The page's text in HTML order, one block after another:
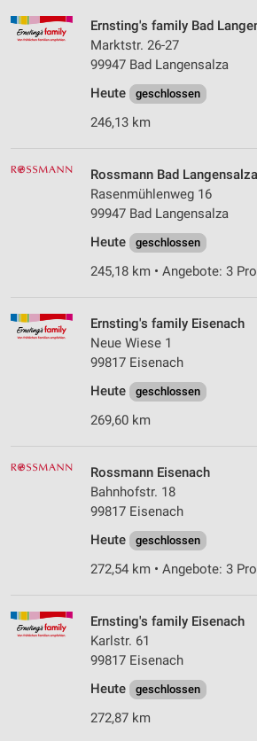
Ernsting's family Bad
Marktstr. 26-27
99947 Bad Langensalza
Heute
geschlossen
246,13 km
Rossmann Bad Langensalza
Rasenmühlenweg 16
99947 Bad Langensalza
Heute
geschlossen
245,18 km • Angebote: 3
Ernsting's family Eisenach
Neue Wiese 1
99817 Eisenach
Heute
geschlossen
269,60 km
Rossmann Eisenach
Bahnhofstr. 18
99817 Eisenach
Heute
geschlossen
272,54 km • Angebote: 3
Ernsting's family Eisenach
Karlstr. 61
99817 Eisenach
Heute
geschlossen
272,87 km